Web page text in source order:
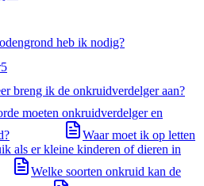
heb ik nodig?
5
breng ik de onkruidverdelger aan?
moeten onkruidverdelger en
Waar moet ik op letten
als er kleine kinderen of dieren in
Welke soorten onkruid kan de